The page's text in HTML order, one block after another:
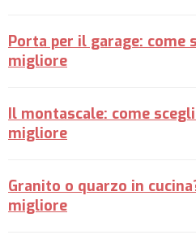
Porta per il garage: come
migliore
Il montascale: come
migliore
Granito o quarzo in
migliore